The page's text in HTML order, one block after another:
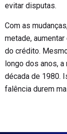
evitar disputas.
Com as
metade,
do crédito.
longo dos anos,
década de 1980.
falência durem